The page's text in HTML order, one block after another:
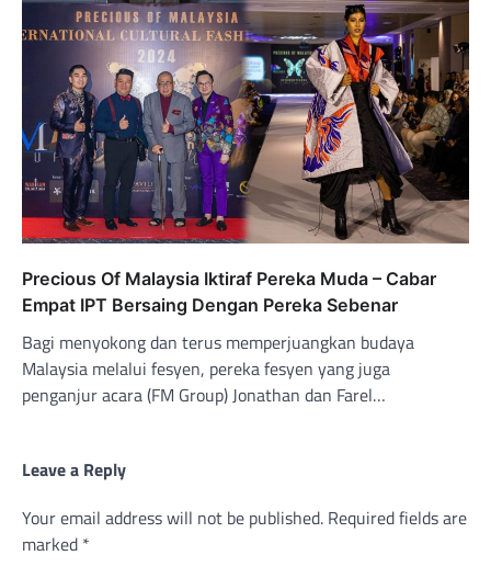
Precious Of Malaysia Iktiraf Pereka Muda – Cabar
Empat IPT Bersaing Dengan Pereka Sebenar
Bagi menyokong dan terus memperjuangkan budaya
Malaysia melalui fesyen, pereka fesyen yang juga
penganjur acara (FM Group) Jonathan dan Farel…
Leave a Reply
Your email address will not be published. Required fields are
marked *